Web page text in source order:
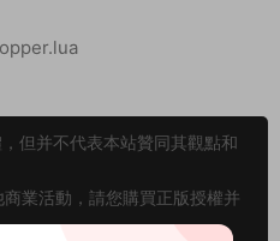
但并不代表本站贊同其觀點和
業活動，請您購買正版授權并